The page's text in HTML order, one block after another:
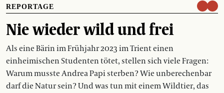
REPORTAGE
Nie wieder wild und frei
Als eine Bärin im Frühjahr 2023 im Trient einen
einheimischen Studenten tötet, stellen sich viele Fragen:
Warum musste Andrea Papi sterben? Wie unberechenbar
darf die Natur sein? Und was tun mit einem Wildtier, das